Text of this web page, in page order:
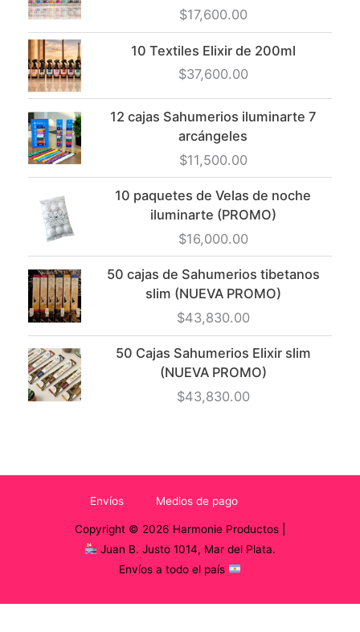
$17,600.00
10 Textiles Elixir de 200ml
$37,600.00
12 cajas Sahumerios iluminarte 7
arcángeles
$11,500.00
10 paquetes de Velas de noche
iluminarte (PROMO)
$16,000.00
50 cajas de Sahumerios tibetanos
slim (NUEVA PROMO)
$43,830.00
50 Cajas Sahumerios Elixir slim
(NUEVA PROMO)
$43,830.00
Envíos Medios de pago
Copyright © 2026 Harmonie Productos |
Juan B. Justo 1014, Mar del Plata.
Envíos a todo el país